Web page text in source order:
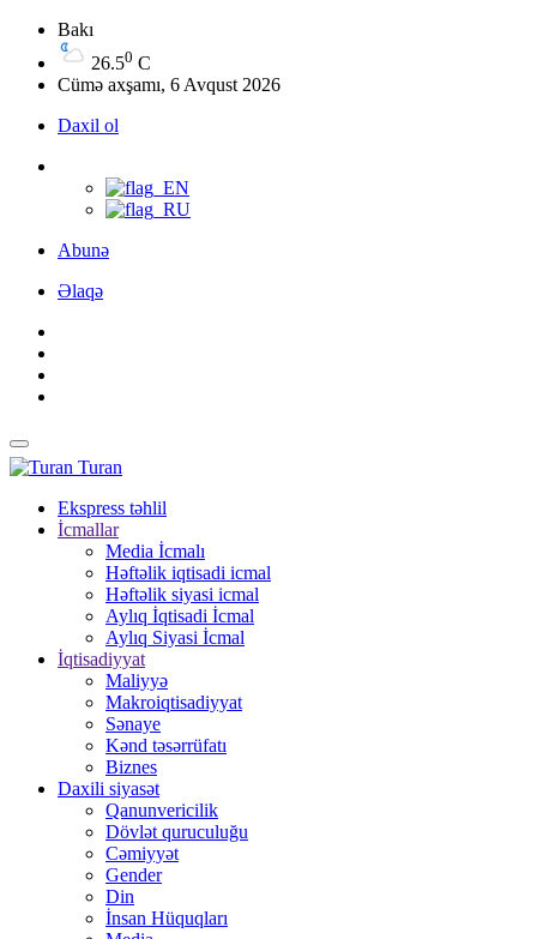
Bakı
26.50 C
Cümə axşamı, 6 Avqust 2026
Daxil ol
Abunə
Əlaqə
Turan
Ekspress təhlil
İcmallar
Media İcmalı
Həftəlik iqtisadi icmal
Həftəlik siyasi icmal
Aylıq İqtisadi İcmal
Aylıq Siyasi İcmal
İqtisadiyyat
Maliyyə
Makroiqtisadiyyat
Sənaye
Kənd təsərrüfatı
Biznes
Daxili siyasət
Qanunvericilik
Dövlət quruculuğu
Cəmiyyət
Gender
Din
İnsan Hüquqları